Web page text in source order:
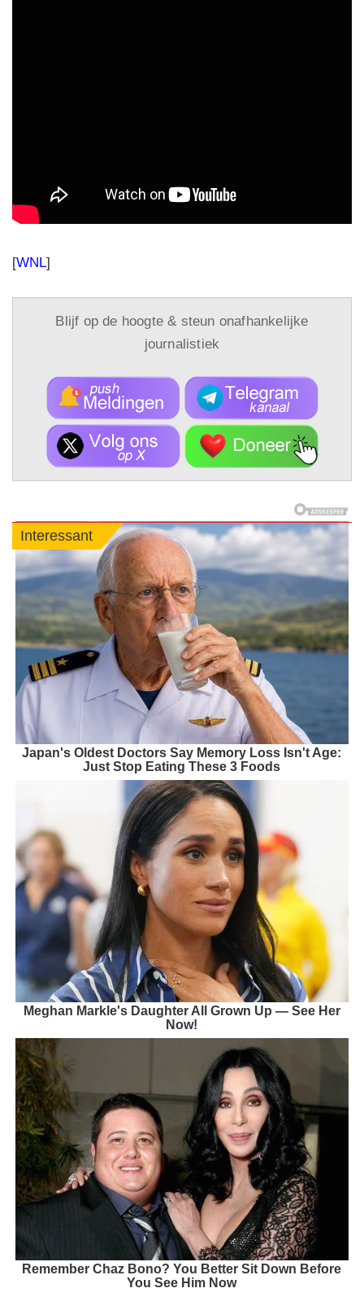
[WNL]
Blijf op de hoogte & steun onafhankelijke
journalistiek
Interessant
Japan's Oldest Doctors Say Memory Loss Isn't Age:
Just Stop Eating These 3 Foods
Meghan Markle's Daughter All Grown Up — See Her
Now!
Remember Chaz Bono? You Better Sit Down Before
You See Him Now